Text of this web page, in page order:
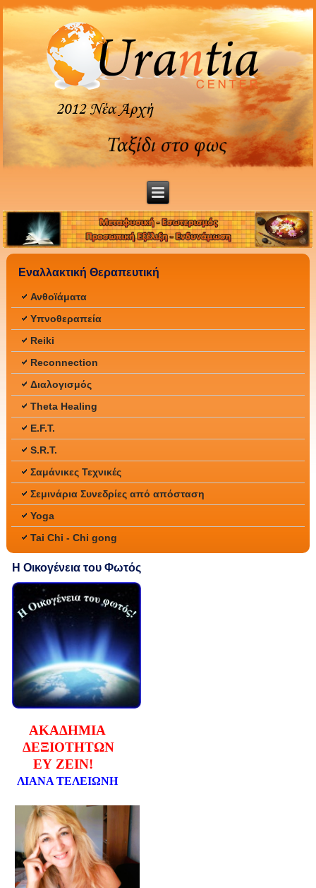
Εναλλακτική Θεραπευτική
Ανθοϊάματα
Υπνοθεραπεία
Reiki
Reconnection
Διαλογισμός
Theta Healing
E.F.T.
S.R.T.
Σαμάνικες Τεχνικές
Σεμινάρια Συνεδρίες από απόσταση
Yoga
Tai Chi - Chi gong
Η Οικογένεια του Φωτός
ΑΚΑΔΗΜΙΑ
ΔΕΞΙΟΤΗΤΩΝ
ΕΥ ΖΕΙΝ!
ΛΙΑΝΑ ΤΕΛΕΙΩΝΗ